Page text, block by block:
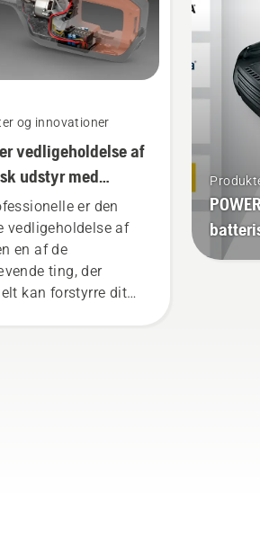
og innovationer
vedligeholdelse af
udstyr med
værktøj
er den
vedligeholdelse af
en af de
ting, der
kan forstyrre dit
for
og fra.